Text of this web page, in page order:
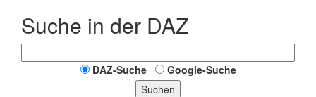
Suche in der DAZ
DAZ-Suche
Google-Suche
Suchen